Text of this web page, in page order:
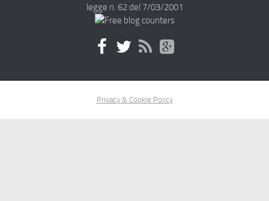
legge n. 62 del 7/03/2001
Privacy & Cookie Policy